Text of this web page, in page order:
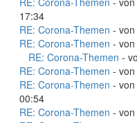
17:34
RE: Corona-Themen - von
RE: Corona-Themen - von
RE: Corona-Themen -
RE: Corona-Themen - von
RE: Corona-Themen -
00:54
RE: Corona-Themen - von